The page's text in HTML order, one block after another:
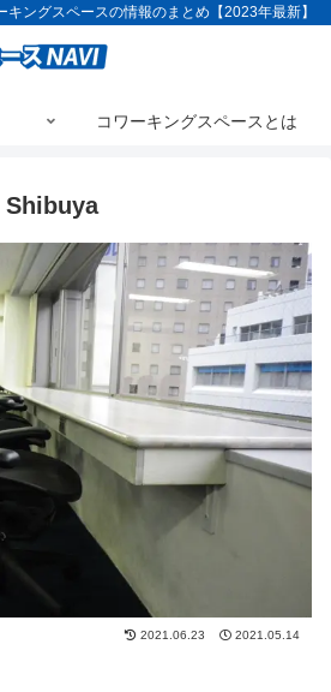
ングスペースの情報のまとめ【2023年最新】
コワーキングスペースとは
2021.06.23 2021.05.14